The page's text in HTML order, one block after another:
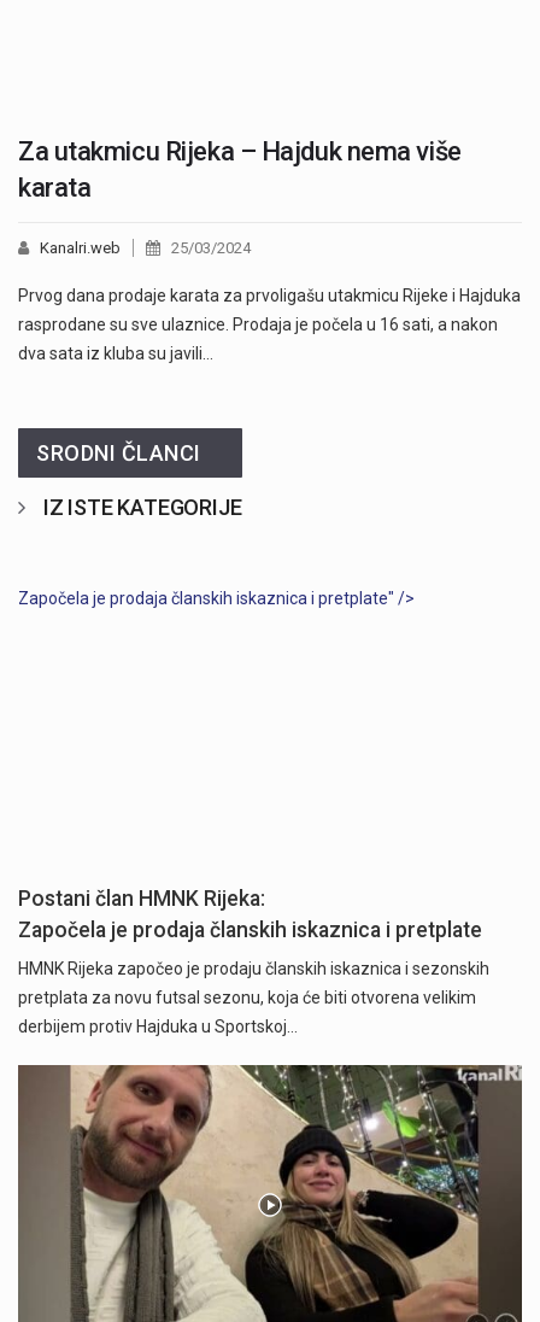
Za utakmicu Rijeka – Hajduk nema više
karata
Kanalri.web 25/03/2024
Prvog dana prodaje karata za prvoligašu utakmicu Rijeke i Hajduka
rasprodane su sve ulaznice. Prodaja je počela u 16 sati, a nakon
dva sata iz kluba su javili…
SRODNI ČLANCI
IZ ISTE KATEGORIJE
Započela je prodaja članskih iskaznica i pretplate" />
Postani član HMNK Rijeka:
Započela je prodaja članskih iskaznica i pretplate
HMNK Rijeka započeo je prodaju članskih iskaznica i sezonskih
pretplata za novu futsal sezonu, koja će biti otvorena velikim
derbijem protiv Hajduka u Sportskoj…